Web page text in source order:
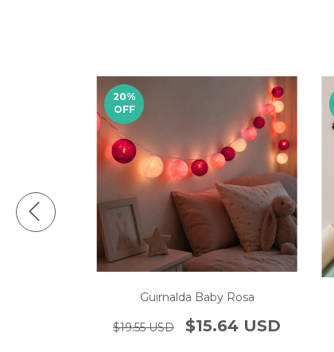
20%
OFF
Guirnalda Baby Rosa
$19.55 USD $15.64 USD